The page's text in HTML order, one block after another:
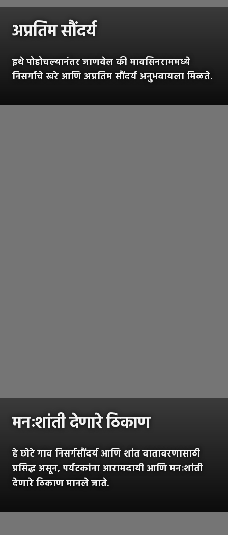
अप्रतिम सौंदर्य
इथे पोहोचल्यानंतर जाणवेल की मावसिनराममध्ये
निसर्गाचे खरे आणि अप्रतिम सौंदर्य अनुभवायला मिळते.
मनःशांती देणारे ठिकाण
हे छोटे गाव निसर्गसौंदर्य आणि शांत वातावरणासाठी
प्रसिद्ध असून, पर्यटकांना आरामदायी आणि मनःशांती
देणारे ठिकाण मानले जाते.